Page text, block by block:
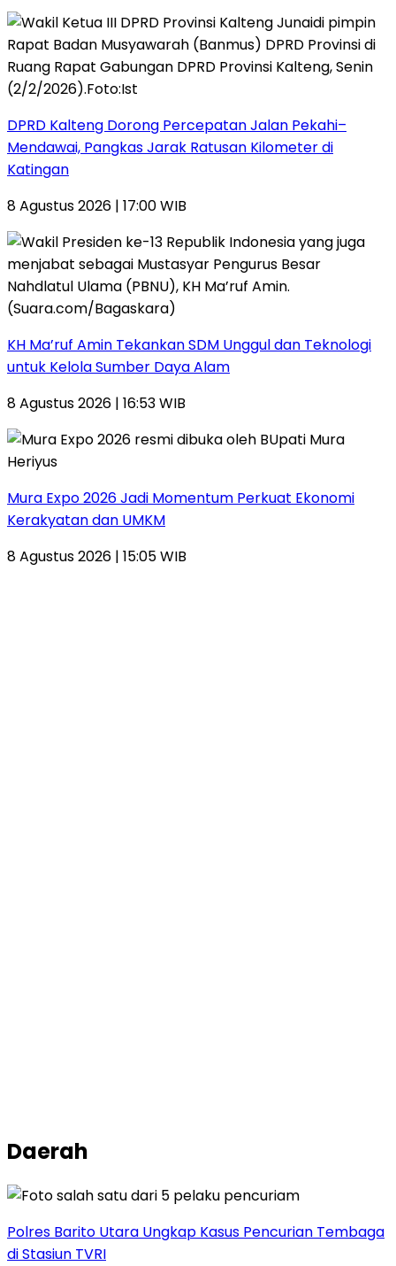
DPRD Kalteng Dorong Percepatan Jalan Pekahi–
Mendawai, Pangkas Jarak Ratusan Kilometer di
Katingan
8 Agustus 2026 | 17:00 WIB
KH Ma’ruf Amin Tekankan SDM Unggul dan Teknologi
untuk Kelola Sumber Daya Alam
8 Agustus 2026 | 16:53 WIB
Mura Expo 2026 Jadi Momentum Perkuat Ekonomi
Kerakyatan dan UMKM
8 Agustus 2026 | 15:05 WIB
Daerah
Polres Barito Utara Ungkap Kasus Pencurian Tembaga
di Stasiun TVRI